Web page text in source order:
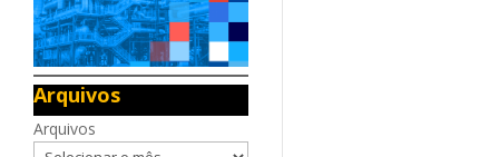
Arquivos
Arquivos